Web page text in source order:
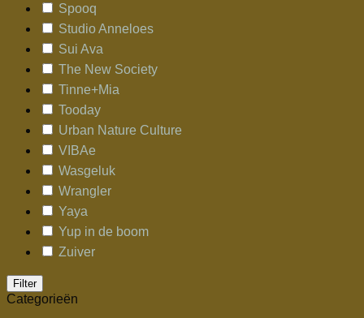
Spooq
Studio Anneloes
Sui Ava
The New Society
Tinne+Mia
Tooday
Urban Nature Culture
VIBAe
Wasgeluk
Wrangler
Yaya
Yup in de boom
Zuiver
Filter
Categorieën